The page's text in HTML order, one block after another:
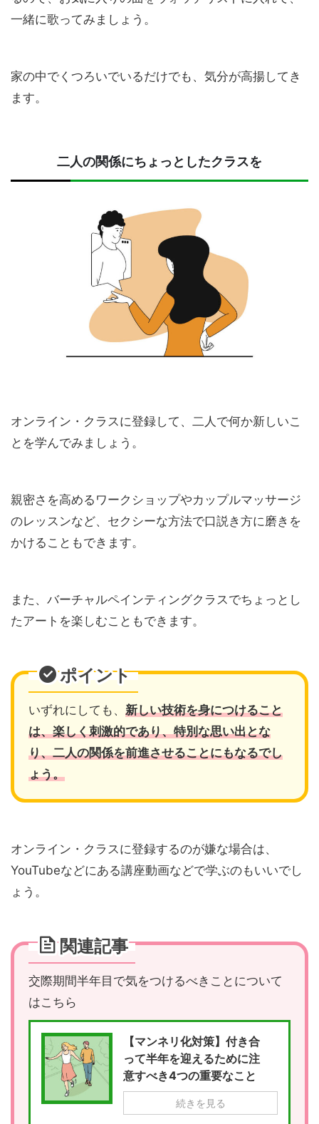
一緒に歌ってみましょう。
家の中でくつろいでいるだけでも、気分が高揚してき
ます。
二人の関係にちょっとしたクラスを
オンライン・クラスに登録して、二人で何か新しいこ
とを学んでみましょう。
親密さを高めるワークショップやカップルマッサージ
のレッスンなど、セクシーな方法で口説き方に磨きを
かけることもできます。
また、バーチャルペインティングクラスでちょっとし
たアートを楽しむこともできます。
ポイント
いずれにしても、 新しい技術を身につけること
は、楽しく刺激的であり、特別な思い出とな
り、二人の関係を前進させることにもなるでし
ょう。
オンライン・クラスに登録するのが嫌な場合は、
YouTubeなどにある講座動画などで学ぶのもいいでし
ょう。
関連記事
交際期間半年目で気をつけるべきことについて
はこちら
【マンネリ化対策】付き合
って半年を迎えるために注
意すべき4つの重要なこと
続きを見る